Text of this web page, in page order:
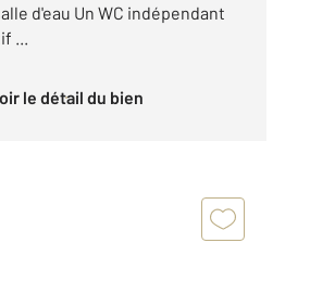
d'eau Un WC indépendant
...
Voir le détail du bien